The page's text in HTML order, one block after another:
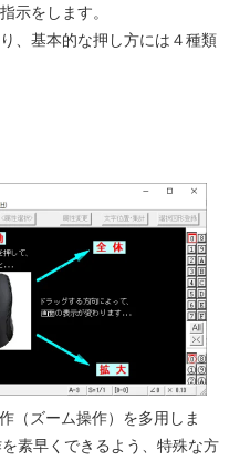
示をします。
、基本的な押し方には４種類
（ズーム操作）を多用しま
素早くできるよう、特殊な方